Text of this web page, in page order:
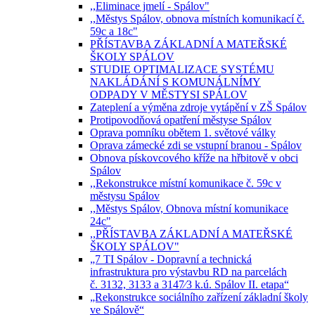
,,Eliminace jmelí - Spálov"
,,Městys Spálov, obnova místních komunikací č.
59c a 18c"
PŘÍSTAVBA ZÁKLADNÍ A MATEŘSKÉ
ŠKOLY SPÁLOV
STUDIE OPTIMALIZACE SYSTÉMU
NAKLÁDÁNÍ S KOMUNÁLNÍMY
ODPADY V MĚSTYSI SPÁLOV
Zateplení a výměna zdroje vytápění v ZŠ Spálov
Protipovodňová opatření městyse Spálov
Oprava pomníku obětem 1. světové války
Oprava zámecké zdi se vstupní branou - Spálov
Obnova pískovcového kříže na hřbitově v obci
Spálov
,,Rekonstrukce místní komunikace č. 59c v
městysu Spálov
,,Městys Spálov, Obnova místní komunikace
24c"
,,PŘÍSTAVBA ZÁKLADNÍ A MATEŘSKÉ
ŠKOLY SPÁLOV"
„7 TI Spálov - Dopravní a technická
infrastruktura pro výstavbu RD na parcelách
č. 3132, 3133 a 3147⁄3 k.ú. Spálov II. etapa“
„Rekonstrukce sociálního zařízení základní školy
ve Spálově“